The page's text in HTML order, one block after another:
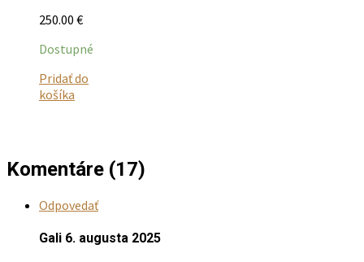
250.00 €
Dostupné
Pridať do
košíka
variantov.
Možnosti
môžete
na
Komentáre (17)
Odpovedať
Gali 6. augusta 2025